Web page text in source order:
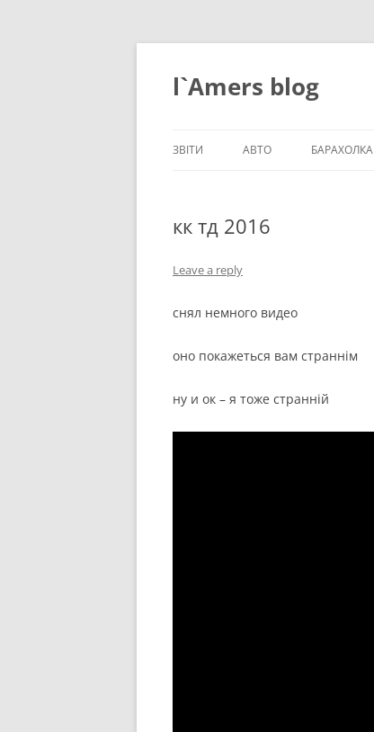
Skip
content
l`Amers blog
ЗВІТИ
ЗВІТИ_2020
АВТО БАРАХОЛКА
кк тд 2016
Leave a reply
снял немного видео
оно покажеться вам страннім
ну и ок – я тоже странній